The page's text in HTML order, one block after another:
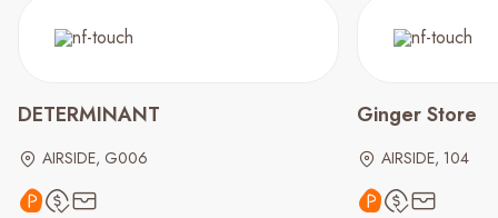
DETERMINANT
AIRSIDE, G006
Ginger Store
AIRSIDE, 104